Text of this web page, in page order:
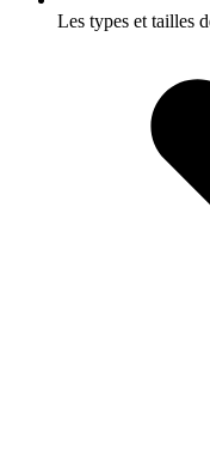
Les types et tailles